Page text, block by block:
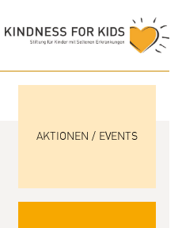
AKTIONEN / EVENTS